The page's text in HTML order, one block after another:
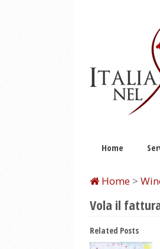
Home
Home >
Vola il
Related Posts